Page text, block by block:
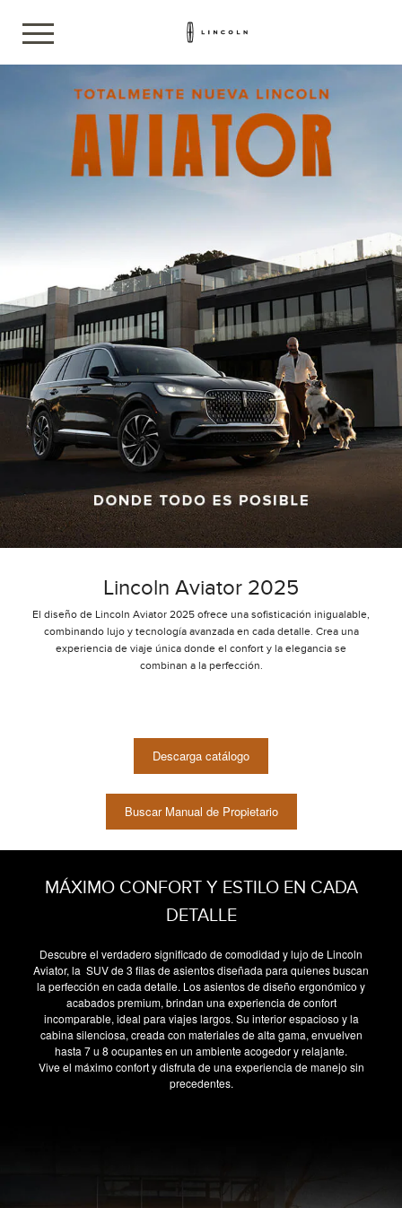
Lincoln Aviator 2025
El diseño de Lincoln Aviator 2025 ofrece una sofisticación inigualable,
combinando lujo y tecnología avanzada en cada detalle. Crea una
experiencia de viaje única donde el confort y la elegancia se
combinan a la perfección.
Descarga catálogo
Buscar Manual de Propietario
MÁXIMO CONFORT Y ESTILO EN CADA
DETALLE
Descubre el verdadero significado de comodidad y lujo de Lincoln
Aviator, la SUV de 3 filas de asientos diseñada para quienes buscan
la perfección en cada detalle. Los asientos de diseño ergonómico y
acabados premium, brindan una experiencia de confort
incomparable, ideal para viajes largos. Su interior espacioso y la
cabina silenciosa, creada con materiales de alta gama, envuelven
hasta 7 u 8 ocupantes en un ambiente acogedor y relajante.
Vive el máximo confort y disfruta de una experiencia de manejo sin
precedentes.